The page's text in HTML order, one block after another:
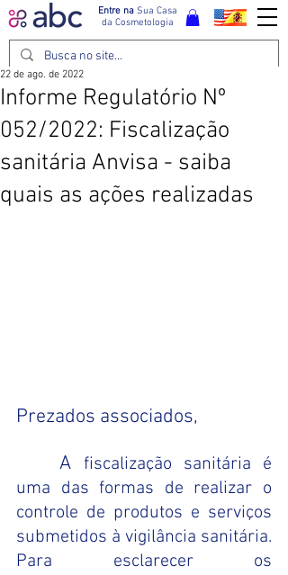
Entre naSua Casa
da Cosmetologia
Informe Regulatório Nº
052/2022: Fiscalização
sanitária Anvisa - saiba
quais as ações realizadas
22 de ago. de 2022
Prezados associados,
	A
fiscalização sanitária é
uma das formas de realizar o
controle de produtos e serviços
submetidos à vigilância sanitária.
Para esclarecer os